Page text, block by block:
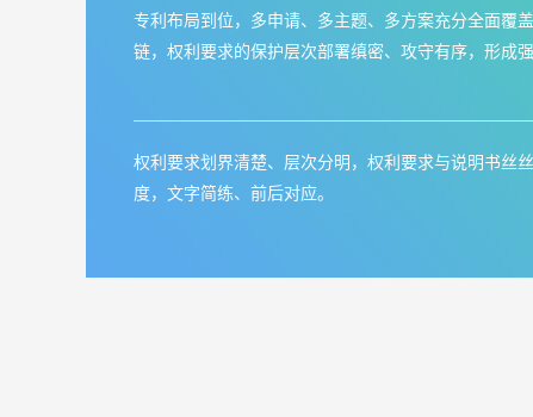
专利布局到位，多申请、多主题、多方案充分全面覆
链，权利要求的保护层次部署缜密、攻守有序，形成
权利要求划界清楚、层次分明，权利要求与说明书丝
度，文字简练、前后对应。